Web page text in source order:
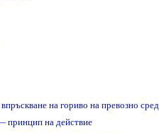
на гориво на превозно
принцип на действие